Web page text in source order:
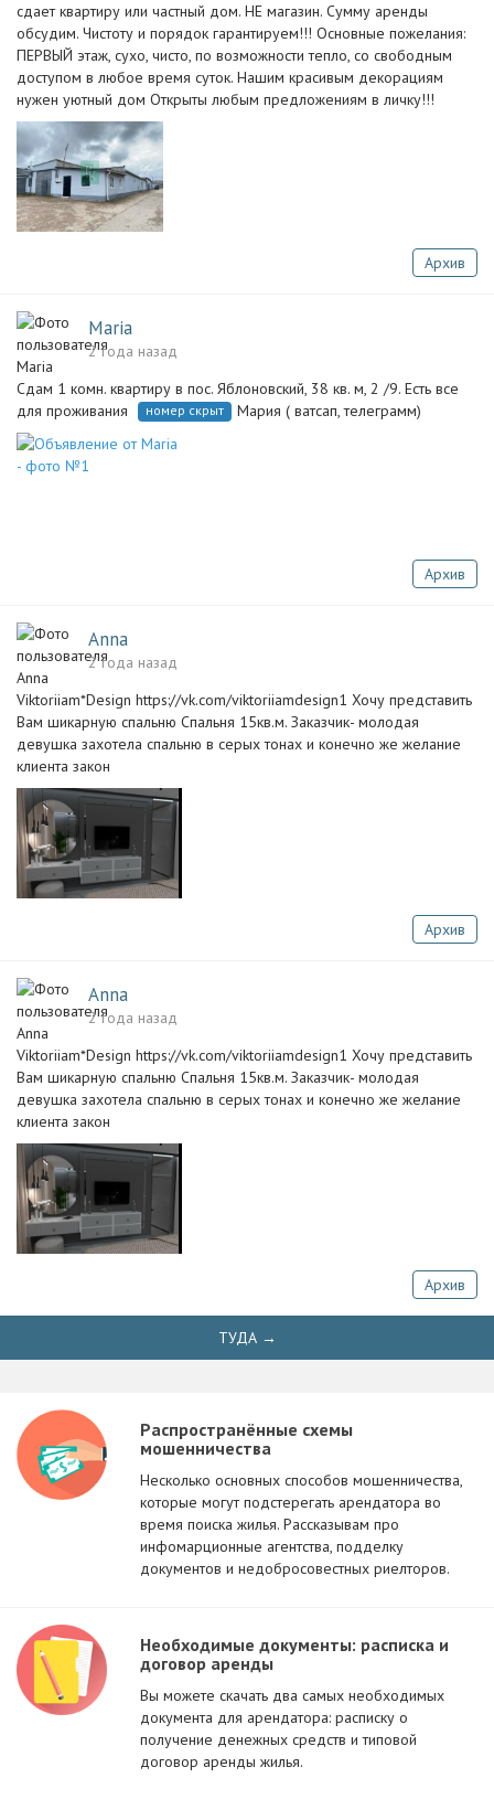
сдает квартиру или частный дом. НЕ магазин. Сумму аренды
обсудим. Чистоту и порядок гарантируем!!! Основные пожелания:
ПЕРВЫЙ этаж, сухо, чисто, по возможности тепло, со свободным
доступом в любое время суток. Нашим красивым декорациям
нужен уютный дом Открыты любым предложениям в личку!!!
Архив
Maria
2 года назад
Сдам 1 комн. квартиру в пос. Яблоновский, 38 кв. м, 2 /9. Есть все
для проживания
номер скрыт Мария ( ватсап, телеграмм)
Архив
Anna
2 года назад
Viktoriiam*Design https://vk.com/viktoriiamdesign1 Хочу представить
Вам шикарную спальню Спальня 15кв.м. Заказчик- молодая
девушка захотела спальню в серых тонах и конечно же желание
клиента закон
Архив
Anna
2 года назад
Viktoriiam*Design https://vk.com/viktoriiamdesign1 Хочу представить
Вам шикарную спальню Спальня 15кв.м. Заказчик- молодая
девушка захотела спальню в серых тонах и конечно же желание
клиента закон
Архив
ТУДА →
Распространённые схемы
мошенничества
Несколько основных способов мошенничества,
которые могут подстерегать арендатора во
время поиска жилья. Рассказывам про
инфомарционные агентства, подделку
документов и недобросовестных риелторов.
Необходимые документы: расписка и
договор аренды
Вы можете скачать два самых необходимых
документа для арендатора: расписку о
получение денежных средств и типовой
договор аренды жилья.